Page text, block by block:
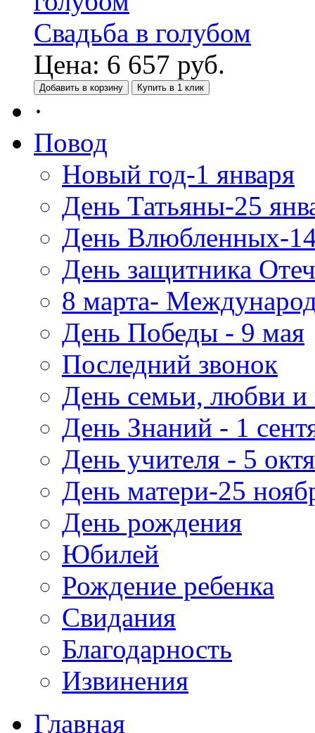
Свадьба в голубом
Цена: 6 657 руб.
Добавить в корзину Купить в 1 клик
·
Повод
Новый год-1 января
День Татьяны-25
День Влюбленных-
День защитника
8 марта-
День Победы - 9 мая
Последний звонок
День семьи, любви и
День Знаний - 1
День учителя - 5
День матери-25
День рождения
Юбилей
Рождение ребенка
Свидания
Благодарность
Извинения
Главная